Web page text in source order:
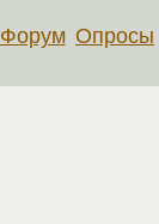
Форум Опросы